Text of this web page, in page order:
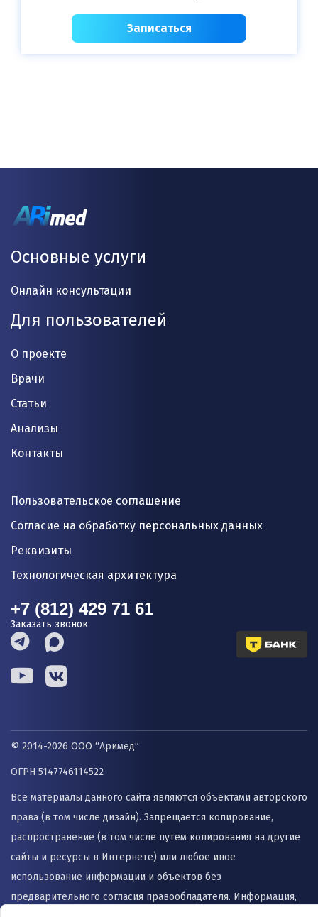
Записаться
Основные услуги
Онлайн консультации
Для пользователей
О проекте
Врачи
Статьи
Анализы
Контакты
Пользовательское соглашение
Согласие на обработку персональных данных
Реквизиты
Технологическая архитектура
+7 (812) 429 71 61
Заказать звонок
© 2014-2026 ООО “Аримед”
ОГРН 5147746114522
Все материалы данного сайта являются объектами авторского
права (в том числе дизайн). Запрещается копирование,
распространение (в том числе путем копирования на другие
сайты и ресурсы в Интернете) или любое иное
использование информации и объектов без
предварительного согласия правообладателя. Информация,